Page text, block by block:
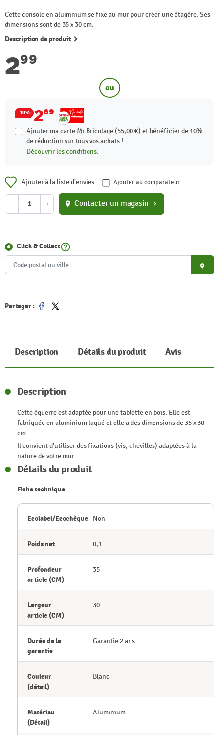
Cette console en aluminium se fixe au mur pour créer une étagère. Ses
dimensions sont de 35 x 30 cm.
Description de produit
299
ou
-10% 269
Ajouter ma carte Mr.Bricolage (55,00 €) et bénéficier de 10%
de réduction sur tous vos achats !
Découvrir les conditions.
Ajouter à la liste d'envies Ajouter au comparateur
- + location_on Contacter un magasin chevron_right
Click & Collecthelp_outline
place
Partager :
Partager
Tweet
Description Détails du produit Avis
Description
Cette équerre est adaptée pour une tablette en bois. Elle est
fabriquée en aluminium laqué et elle a des dimensions de 35 x 30
cm.
Il convient d'utiliser des fixations (vis, chevilles) adaptées à la
nature de votre mur.
Détails du produit
Fiche technique
Ecolabel/Ecochèque Non
Poids net 0,1
Profondeur
article (CM)
35
Largeur
article (CM)
30
Durée de la
garantie
Garantie 2 ans
Couleur
(détail)
Blanc
Matériau
(Détail)
Aluminium